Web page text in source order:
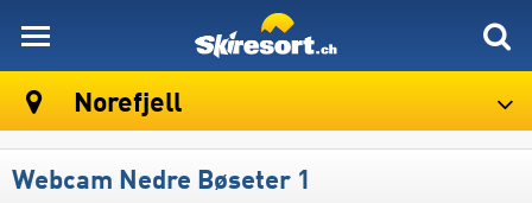
Norefjell
Webcam Nedre Bøseter 1